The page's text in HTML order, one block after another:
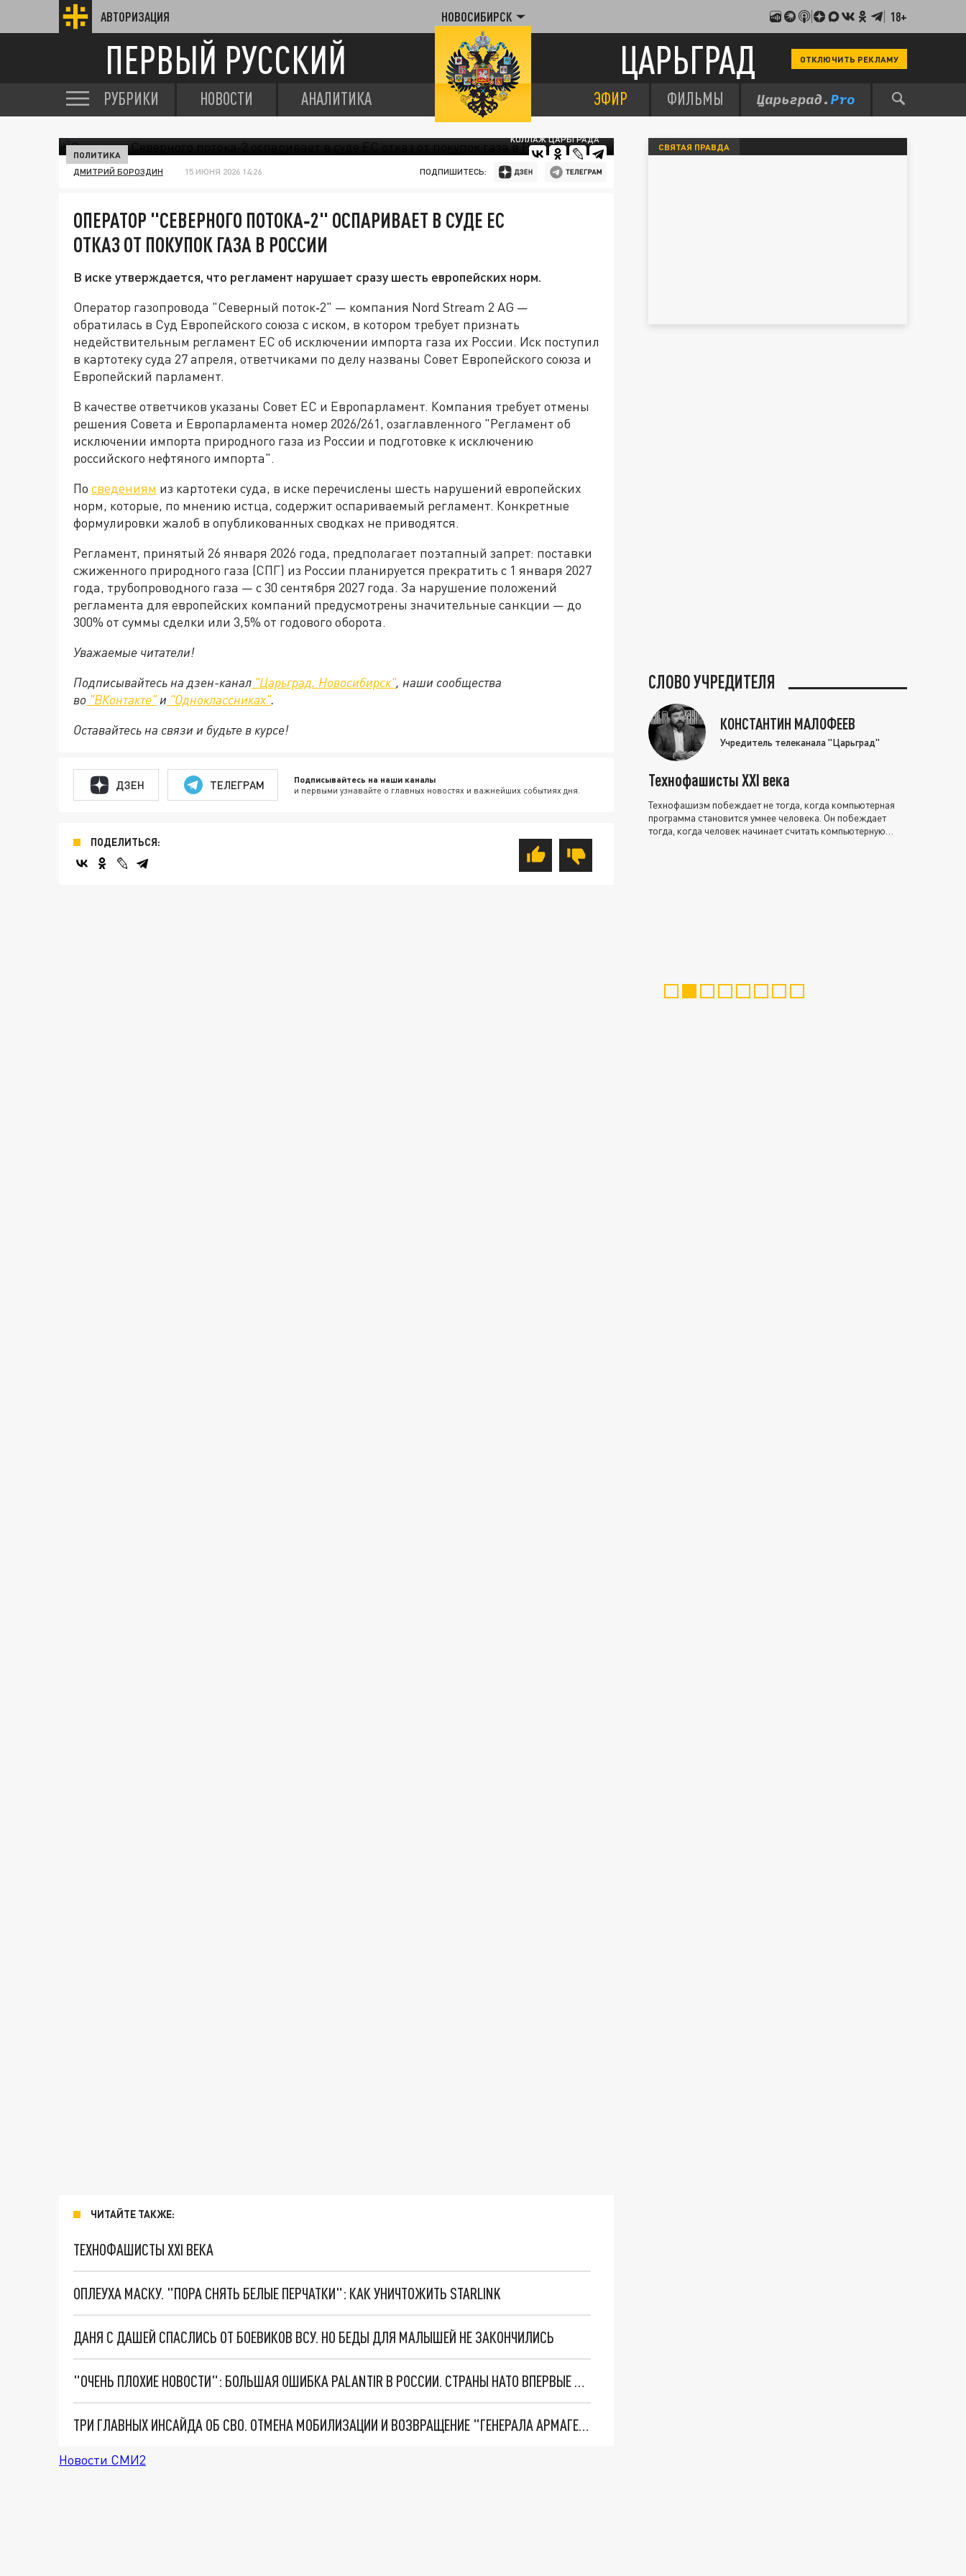
АВТОРИЗАЦИЯ НОВОСИБИРСК 18+
ПЕРВЫЙ РУССКИЙ ЦАРЬГРАД ОТКЛЮЧИТЬ РЕКЛАМУ
РУБРИКИ НОВОСТИ АНАЛИТИКА ЭФИР ФИЛЬМЫ
КОЛЛАЖ ЦАРЬГРАДА
ПОЛИТИКА
ДМИТРИЙ БОРОЗДИН 15 ИЮНЯ 2026 14:26 ПОДПИШИТЕСЬ:
ОПЕРАТОР "СЕВЕРНОГО ПОТОКА‑2" ОСПАРИВАЕТ В СУДЕ ЕС
ОТКАЗ ОТ ПОКУПОК ГАЗА В РОССИИ
В иске утверждается, что регламент нарушает сразу шесть европейских норм.
Оператор газопровода "Северный поток‑2" — компания Nord Stream 2 AG —
обратилась в Суд Европейского союза с иском, в котором требует признать
недействительным регламент ЕС об исключении импорта газа их России. Иск поступил
в картотеку суда 27 апреля, ответчиками по делу названы Совет Европейского союза и
Европейский парламент.
В качестве ответчиков указаны Совет ЕС и Европарламент. Компания требует отмены
решения Совета и Европарламента номер 2026/261, озаглавленного "Регламент об
исключении импорта природного газа из России и подготовке к исключению
российского нефтяного импорта".
По сведениям из картотеки суда, в иске перечислены шесть нарушений европейских
норм, которые, по мнению истца, содержит оспариваемый регламент. Конкретные
формулировки жалоб в опубликованных сводках не приводятся.
Регламент, принятый 26 января 2026 года, предполагает поэтапный запрет: поставки
сжиженного природного газа (СПГ) из России планируется прекратить с 1 января 2027
года, трубопроводного газа — с 30 сентября 2027 года. За нарушение положений
регламента для европейских компаний предусмотрены значительные санкции — до
300% от суммы сделки или 3,5% от годового оборота.
Уважаемые читатели!
Подписывайтесь на дзен-канал "Царьград. Новосибирск", наши сообщества
во "ВКонтакте"и "Одноклассниках".
Оставайтесь на связи и будьте в курсе!
ДЗЕН ТЕЛЕГРАМ Подписывайтесь на наши каналы
и первыми узнавайте о главных новостях и важнейших событиях дня.
ПОДЕЛИТЬСЯ:
ЧИТАЙТЕ ТАКЖЕ:
ТЕХНОФАШИСТЫ XXI ВЕКА
ОПЛЕУХА МАСКУ. "ПОРА СНЯТЬ БЕЛЫЕ ПЕРЧАТКИ": КАК УНИЧТОЖИТЬ STARLINK
ДАНЯ С ДАШЕЙ СПАСЛИСЬ ОТ БОЕВИКОВ ВСУ. НО БЕДЫ ДЛЯ МАЛЫШЕЙ НЕ ЗАКОНЧИЛИСЬ
"ОЧЕНЬ ПЛОХИЕ НОВОСТИ": БОЛЬШАЯ ОШИБКА PALANTIR В РОССИИ. СТРАНЫ НАТО ВПЕРВЫЕ ЗА СВО ОСТАНОВИЛИ ПОСТАВКИ ОРУЖИЯ. ВСУ ТЕРЯЮТ ПРИГРАНИЧЬЕ?
ТРИ ГЛАВНЫХ ИНСАЙДА ОБ СВО. ОТМЕНА МОБИЛИЗАЦИИ И ВОЗВРАЩЕНИЕ "ГЕНЕРАЛА АРМАГЕДДОНА"? ОТЛИЧНЫЕ НОВОСТИ, КОТОРЫЕ ЖДАЛИ ВСЕ
Новости СМИ2
СВЯТАЯ ПРАВДА
СЛОВО УЧРЕДИТЕЛЯ
КОНСТАНТИН МАЛОФЕЕВ
Учредитель телеканала "Царьград"
Технофашисты XXI века
Технофашизм побеждает не тогда, когда компьютерная
программа становится умнее человека. Он побеждает
тогда, когда человек начинает считать компьютерную